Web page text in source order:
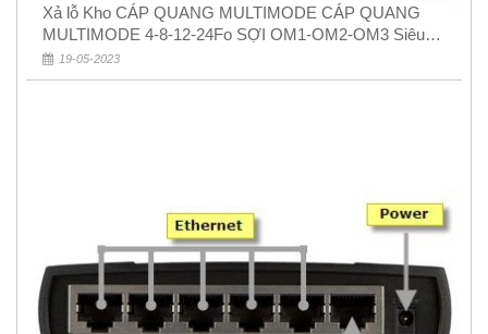
Xả lỗ Kho CÁP QUANG MULTIMODE CÁP QUANG
MULTIMODE 4-8-12-24Fo SỢI OM1-OM2-OM3 Siêu
Rẻ 5k
19-05-2023